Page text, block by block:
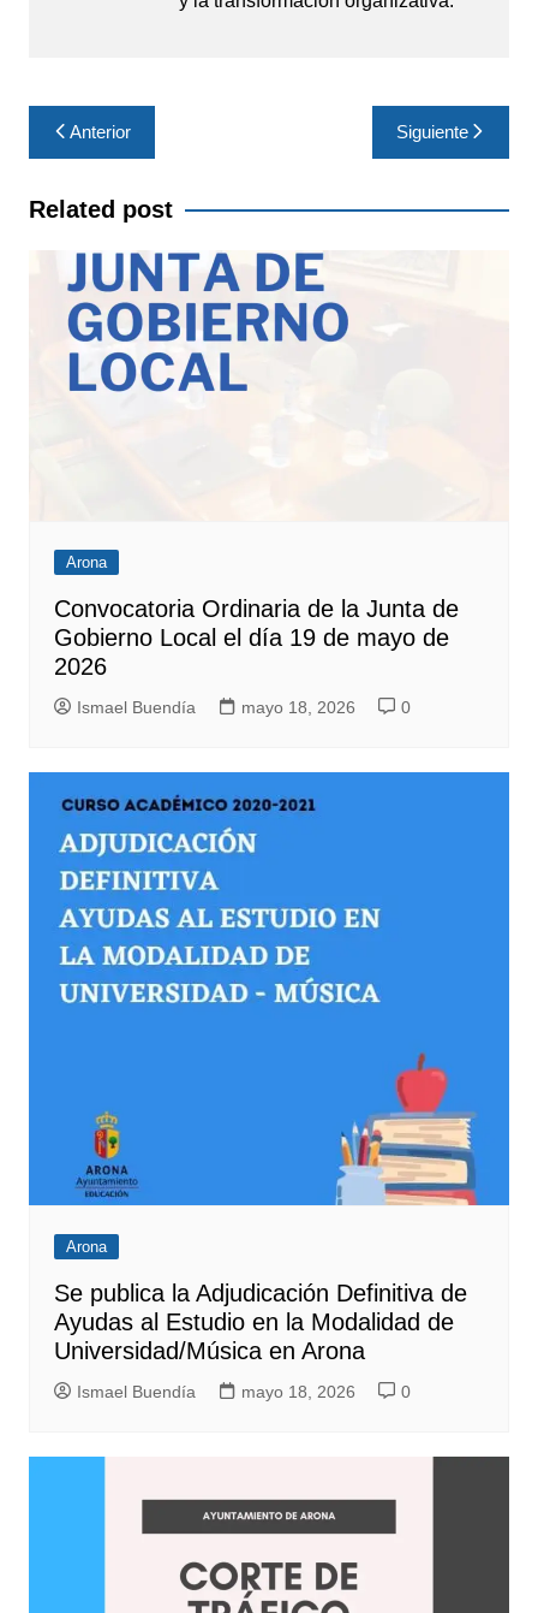
Navegación
de
entradas
Anterior Siguiente
Related post
Arona
Convocatoria Ordinaria de la Junta de
Gobierno Local el día 19 de mayo de
2026
Ismael Buendía mayo 18, 2026 0
Arona
Se publica la Adjudicación Definitiva de
Ayudas al Estudio en la Modalidad de
Universidad/Música en Arona
Ismael Buendía mayo 18, 2026 0